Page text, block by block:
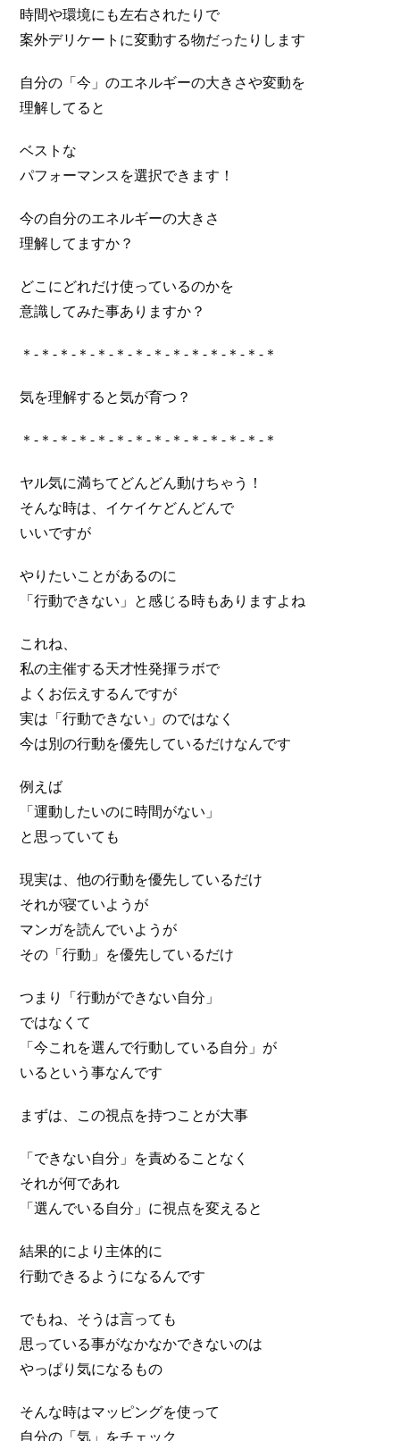
時間や環境にも左右されたりで
案外デリケートに変動する物だったりします
自分の「今」のエネルギーの大きさや変動を
理解してると
ベストな
パフォーマンスを選択できます！
今の自分のエネルギーの大きさ
理解してますか？
どこにどれだけ使っているのかを
意識してみた事ありますか？
＊-＊-＊-＊-＊-＊-＊-＊-＊-＊-＊-＊-＊-＊
気を理解すると気が育つ？
＊-＊-＊-＊-＊-＊-＊-＊-＊-＊-＊-＊-＊-＊
ヤル気に満ちてどんどん動けちゃう！
そんな時は、イケイケどんどんで
いいですが
やりたいことがあるのに
「行動できない」と感じる時もありますよね
これね、
私の主催する天才性発揮ラボで
よくお伝えするんですが
実は「行動できない」のではなく
今は別の行動を優先しているだけなんです
例えば
「運動したいのに時間がない」
と思っていても
現実は、他の行動を優先しているだけ
それが寝ていようが
マンガを読んでいようが
その「行動」を優先しているだけ
つまり「行動ができない自分」
ではなくて
「今これを選んで行動している自分」が
いるという事なんです
まずは、この視点を持つことが大事
「できない自分」を責めることなく
それが何であれ
「選んでいる自分」に視点を変えると
結果的により主体的に
行動できるようになるんです
でもね、そうは言っても
思っている事がなかなかできないのは
やっぱり気になるもの
そんな時はマッピングを使って
自分の「気」をチェック